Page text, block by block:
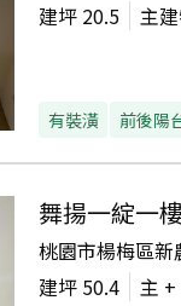
建坪 20.5 主
有裝潢 前後陽
舞揚一綻一
桃園市楊梅區新
建坪 50.4 主 +